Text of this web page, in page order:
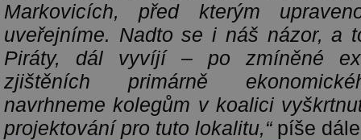
Markovicích, před kterým
uveřejníme. Nadto se i náš názor, a
Piráty, dál vyvíjí – po zmíněné
zjištěních primárně
navrhneme kolegům v koalici
projektování pro tuto lokalitu,“píše